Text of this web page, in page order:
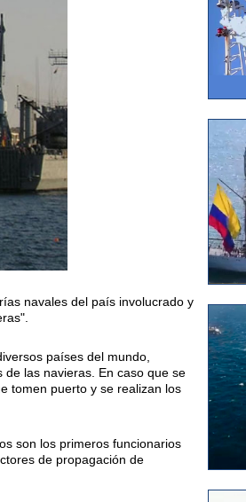
navales del país involucrado y
países del mundo,
las navieras. En caso que se
tomen puerto y se realizan los
son los primeros funcionarios
de propagación de